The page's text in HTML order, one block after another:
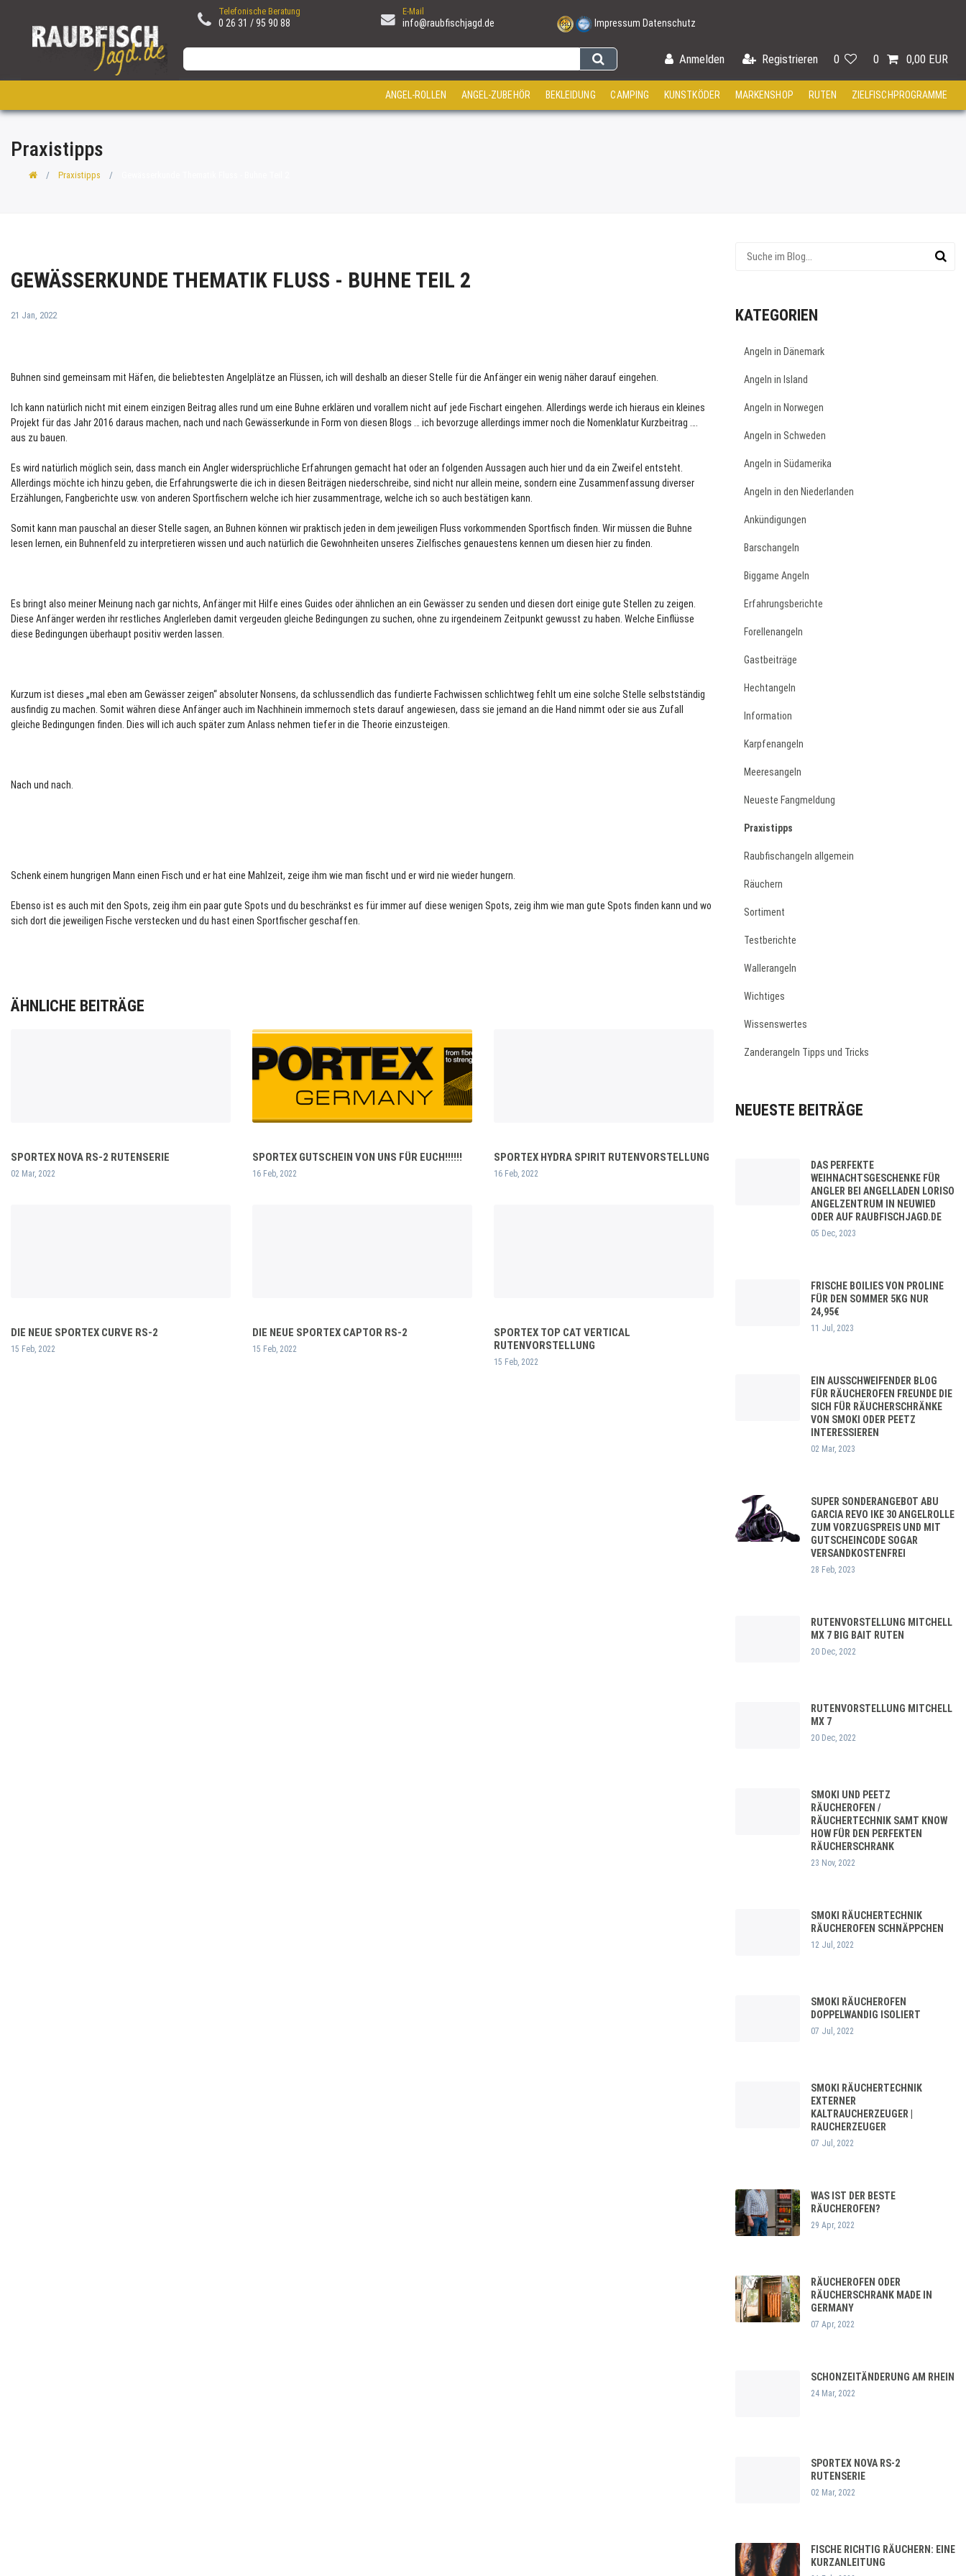
Telefonische Beratung
0 26 31 / 95 90 88
E-Mail
info@raubfischjagd.de Impressum Datenschutz
Anmelden Registrieren 0 0 0,00 EUR
ANGEL-ROLLEN ANGEL-ZUBEHÖR BEKLEIDUNG CAMPING KUNSTKÖDER MARKENSHOP RUTEN ZIELFISCHPROGRAMME
Praxistipps
Praxistipps
GEWÄSSERKUNDE THEMATIK FLUSS - BUHNE TEIL 2
21 Jan, 2022
Buhnen sind gemeinsam mit Häfen, die beliebtesten Angelplätze an Flüssen, ich will deshalb an dieser Stelle für die Anfänger ein wenig näher darauf eingehen.
Ich kann natürlich nicht mit einem einzigen Beitrag alles rund um eine Buhne erklären und vorallem nicht auf jede Fischart eingehen. Allerdings werde ich hieraus ein kleines
Projekt für das Jahr 2016 daraus machen, nach und nach Gewässerkunde in Form von diesen Blogs … ich bevorzuge allerdings immer noch die Nomenklatur Kurzbeitrag ….
aus zu bauen.
Es wird natürlich möglich sein, dass manch ein Angler widersprüchliche Erfahrungen gemacht hat oder an folgenden Aussagen auch hier und da ein Zweifel entsteht.
Allerdings möchte ich hinzu geben, die Erfahrungswerte die ich in diesen Beiträgen niederschreibe, sind nicht nur allein meine, sondern eine Zusammenfassung diverser
Erzählungen, Fangberichte usw. von anderen Sportfischern welche ich hier zusammentrage, welche ich so auch bestätigen kann.
Somit kann man pauschal an dieser Stelle sagen, an Buhnen können wir praktisch jeden in dem jeweiligen Fluss vorkommenden Sportfisch finden. Wir müssen die Buhne
lesen lernen, ein Buhnenfeld zu interpretieren wissen und auch natürlich die Gewohnheiten unseres Zielfisches genauestens kennen um diesen hier zu finden.
Es bringt also meiner Meinung nach gar nichts, Anfänger mit Hilfe eines Guides oder ähnlichen an ein Gewässer zu senden und diesen dort einige gute Stellen zu zeigen.
Diese Anfänger werden ihr restliches Anglerleben damit vergeuden gleiche Bedingungen zu suchen, ohne zu irgendeinem Zeitpunkt gewusst zu haben. Welche Einflüsse
diese Bedingungen überhaupt positiv werden lassen.
Kurzum ist dieses „mal eben am Gewässer zeigen“ absoluter Nonsens, da schlussendlich das fundierte Fachwissen schlichtweg fehlt um eine solche Stelle selbstständig
ausfindig zu machen. Somit währen diese Anfänger auch im Nachhinein immernoch stets darauf angewiesen, dass sie jemand an die Hand nimmt oder sie aus Zufall
gleiche Bedingungen finden. Dies will ich auch später zum Anlass nehmen tiefer in die Theorie einzusteigen.
Nach und nach.
Schenk einem hungrigen Mann einen Fisch und er hat eine Mahlzeit, zeige ihm wie man fischt und er wird nie wieder hungern.
Ebenso ist es auch mit den Spots, zeig ihm ein paar gute Spots und du beschränkst es für immer auf diese wenigen Spots, zeig ihm wie man gute Spots finden kann und wo
sich dort die jeweiligen Fische verstecken und du hast einen Sportfischer geschaffen.
ÄHNLICHE BEITRÄGE
SPORTEX NOVA RS-2 RUTENSERIE
02 Mar, 2022
SPORTEX GUTSCHEIN VON UNS FÜR EUCH!!!!!!
16 Feb, 2022
SPORTEX HYDRA SPIRIT RUTENVORSTELLUNG
16 Feb, 2022
DIE NEUE SPORTEX CURVE RS-2
15 Feb, 2022
DIE NEUE SPORTEX CAPTOR RS-2
15 Feb, 2022
SPORTEX TOP CAT VERTICAL
RUTENVORSTELLUNG
15 Feb, 2022
KATEGORIEN
Angeln in Dänemark
Angeln in Island
Angeln in Norwegen
Angeln in Schweden
Angeln in Südamerika
Angeln in den Niederlanden
Ankündigungen
Barschangeln
Biggame Angeln
Erfahrungsberichte
Forellenangeln
Gastbeiträge
Hechtangeln
Information
Karpfenangeln
Meeresangeln
Neueste Fangmeldung
Praxistipps
Raubfischangeln allgemein
Räuchern
Sortiment
Testberichte
Wallerangeln
Wichtiges
Wissenswertes
Zanderangeln Tipps und Tricks
NEUESTE BEITRÄGE
DAS PERFEKTE
WEIHNACHTSGESCHENKE FÜR
ANGLER BEI ANGELLADEN LORISO
ANGELZENTRUM IN NEUWIED
ODER AUF RAUBFISCHJAGD.DE
05 Dec, 2023
FRISCHE BOILIES VON PROLINE
FÜR DEN SOMMER 5KG NUR
24,95€
11 Jul, 2023
EIN AUSSCHWEIFENDER BLOG
FÜR RÄUCHEROFEN FREUNDE DIE
SICH FÜR RÄUCHERSCHRÄNKE
VON SMOKI ODER PEETZ
INTERESSIEREN
02 Mar, 2023
SUPER SONDERANGEBOT ABU
GARCIA REVO IKE 30 ANGELROLLE
ZUM VORZUGSPREIS UND MIT
GUTSCHEINCODE SOGAR
VERSANDKOSTENFREI
28 Feb, 2023
RUTENVORSTELLUNG MITCHELL
MX 7 BIG BAIT RUTEN
20 Dec, 2022
RUTENVORSTELLUNG MITCHELL
MX 7
20 Dec, 2022
SMOKI UND PEETZ
RÄUCHEROFEN /
RÄUCHERTECHNIK SAMT KNOW
HOW FÜR DEN PERFEKTEN
RÄUCHERSCHRANK
23 Nov, 2022
SMOKI RÄUCHERTECHNIK
RÄUCHEROFEN SCHNÄPPCHEN
12 Jul, 2022
SMOKI RÄUCHEROFEN
DOPPELWANDIG ISOLIERT
07 Jul, 2022
SMOKI RÄUCHERTECHNIK
EXTERNER
KALTRAUCHERZEUGER |
RAUCHERZEUGER
07 Jul, 2022
WAS IST DER BESTE
RÄUCHEROFEN?
29 Apr, 2022
RÄUCHEROFEN ODER
RÄUCHERSCHRANK MADE IN
GERMANY
07 Apr, 2022
SCHONZEITÄNDERUNG AM RHEIN
24 Mar, 2022
SPORTEX NOVA RS-2
RUTENSERIE
02 Mar, 2022
FISCHE RICHTIG RÄUCHERN: EINE
KURZANLEITUNG